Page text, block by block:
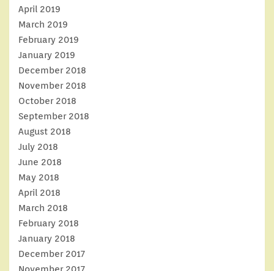
April 2019
March 2019
February 2019
January 2019
December 2018
November 2018
October 2018
September 2018
August 2018
July 2018
June 2018
May 2018
April 2018
March 2018
February 2018
January 2018
December 2017